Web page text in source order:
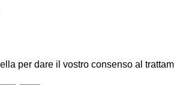
per dare il vostro consenso al